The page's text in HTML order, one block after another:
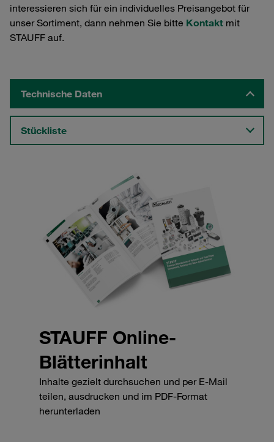
interessieren sich für ein individuelles Preisangebot für
unser Sortiment, dann nehmen Sie bitte Kontakt mit
STAUFF auf.
Technische Daten
Stückliste
STAUFF Online-
Blätterinhalt
Inhalte gezielt durchsuchen und per E-Mail
teilen, ausdrucken und im PDF-Format
herunterladen